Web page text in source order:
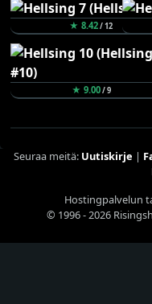
★ 8.42/ 12
★ 9.00/ 9
Seuraa meitä: Uutiskirje |
Hostingpalvelun
© 1996 - 2026